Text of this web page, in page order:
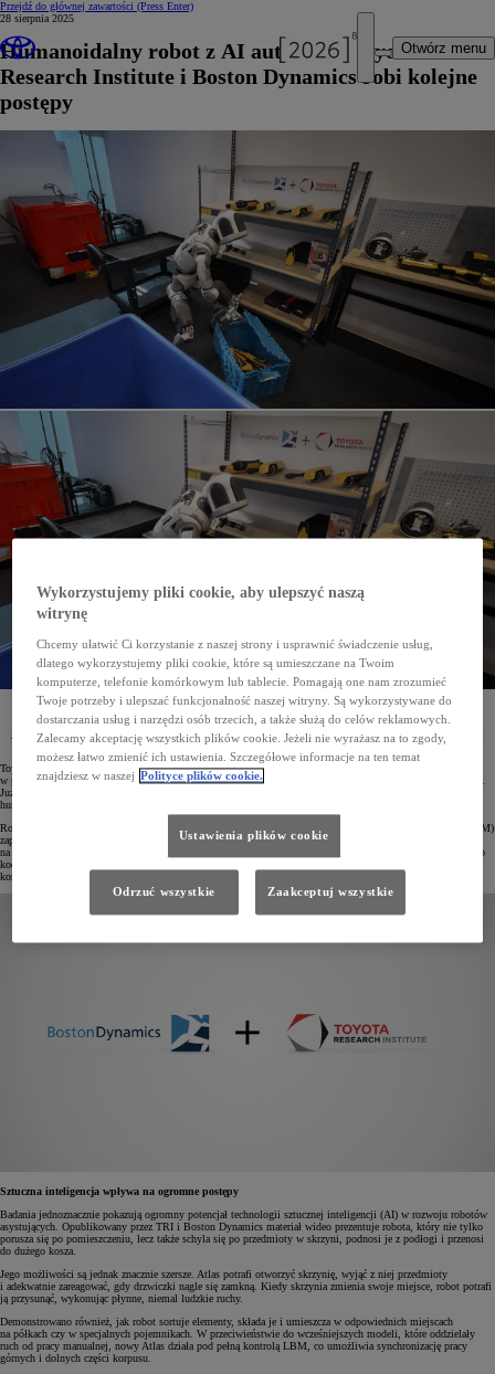
Przejdź do głównej zawartości (Press Enter)
Otwórz menu
28 sierpnia 2025
Humanoidalny robot z AI autorstwa Toyota
Research Institute i Boston Dynamics robi kolejne
postępy
Toyota Research Institute (TRI) wraz z Boston Dynamics ogłosiły najnowsze osiągnięcia w rozwoju
humanoidalnego robota Atlas. Dzięki zastosowaniu sztucznej inteligencji maszyna potrafi teraz
jednocześnie poruszać się i realizować złożone zadania manualne. Co więcej, wprowadzanie nowych
umiejętności odbywa się sprawnie i nie wymaga pisania dodatkowego kodu.
Toyota Research Institute (TRI), uznawany za światowego lidera w dziedzinie sztucznej inteligencji,
w październiku 2024 roku nawiązał bliższą współpracę z Boston Dynamics, pionierem w dziedzinie robotyki.
Już niespełna dziesięć miesięcy później obie organizacje poinformowały o istotnych postępach w rozwoju
humanoidalnego robota.
Robot Atlas firmy Boston Dynamics korzystający z opracowanych przez TRI Dużych Modeli Zachowań (LBM)
zaprezentował nowe możliwości, łącząc poruszanie się, precyzyjne działania manualne i bieżące reagowanie
na otoczenie. W przeciwieństwie do poprzedniej generacji nauka nowych umiejętności nie wymagała ręcznego
kodowania. Dzięki zastosowaniu LBM Atlas błyskawicznie adaptuje się do nowych zadań, eliminując
konieczność pisania dodatkowych linijek kodu.
Sztuczna inteligencja wpływa na ogromne postępy
Badania jednoznacznie pokazują ogromny potencjał technologii sztucznej inteligencji (AI) w rozwoju robotów
asystujących. Opublikowany przez TRI i Boston Dynamics materiał wideo prezentuje robota, który nie tylko
porusza się po pomieszczeniu, lecz także schyla się po przedmioty w skrzyni, podnosi je z podłogi i przenosi
do dużego kosza.
Jego możliwości są jednak znacznie szersze. Atlas potrafi otworzyć skrzynię, wyjąć z niej przedmioty
i adekwatnie zareagować, gdy drzwiczki nagle się zamkną. Kiedy skrzynia zmienia swoje miejsce, robot potrafi
ją przysunąć, wykonując płynne, niemal ludzkie ruchy.
Demonstrowano również, jak robot sortuje elementy, składa je i umieszcza w odpowiednich miejscach
na półkach czy w specjalnych pojemnikach. W przeciwieństwie do wcześniejszych modeli, które oddzielały
ruch od pracy manualnej, nowy Atlas działa pod pełną kontrolą LBM, co umożliwia synchronizację pracy
górnych i dolnych części korpusu.
Wykorzystujemy pliki cookie, aby ulepszyć naszą
witrynę
Chcemy ułatwić Ci korzystanie z naszej strony i usprawnić świadczenie usług,
dlatego wykorzystujemy pliki cookie, które są umieszczane na Twoim
komputerze, telefonie komórkowym lub tablecie. Pomagają one nam zrozumieć
Twoje potrzeby i ulepszać funkcjonalność naszej witryny. Są wykorzystywane do
dostarczania usług i narzędzi osób trzecich, a także służą do celów reklamowych.
Zalecamy akceptację wszystkich plików cookie. Jeżeli nie wyrażasz na to zgody,
możesz łatwo zmienić ich ustawienia. Szczegółowe informacje na ten temat
znajdziesz w naszej Polityce plików cookie.
Ustawienia plików cookie
Odrzuć wszystkie Zaakceptuj wszystkie